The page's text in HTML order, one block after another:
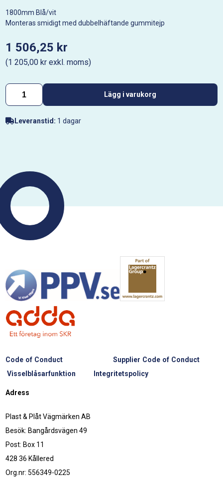
1800mm Blå/vit
Monteras smidigt med dubbelhäftande gummitejp
1 506,25 kr
(1 205,00 kr exkl. moms)
Lägg i varukorg
Leveranstid: 1 dagar
Code of Conduct
Supplier Code of Conduct
Visselblåsarfunktion
Integritetspolicy
Adress
Plast & Plåt Vägmärken AB
Besök: Bangårdsvägen 49
Post: Box 11
428 36 Kållered
Org.nr: 556349-0225